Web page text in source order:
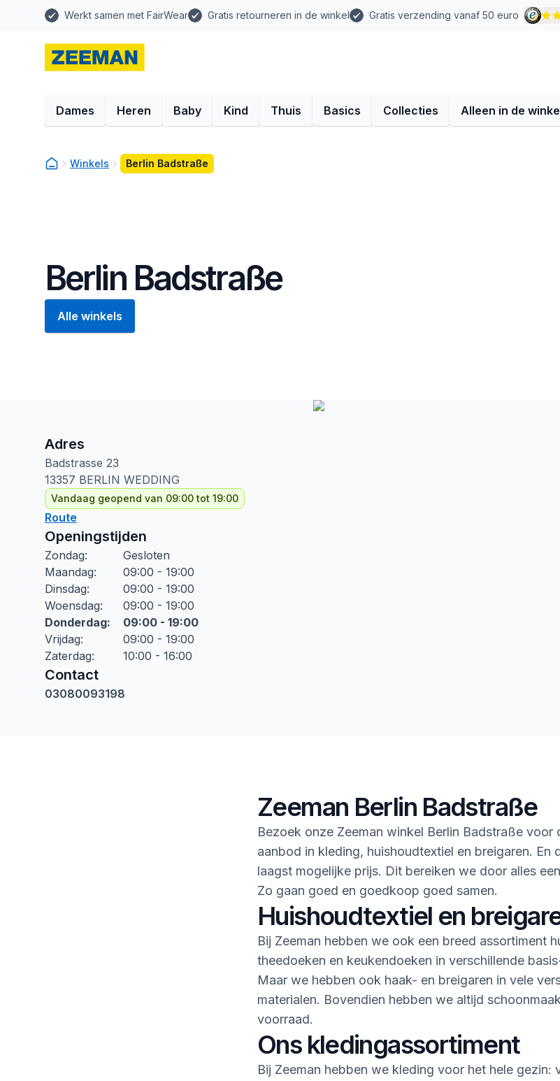
Werkt samen met FairWear Gratis retourneren in de winkel Gratis verzending vanaf 50 euro
Dames Heren Baby Kind Thuis Basics Collecties Alleen in de
Winkels Berlin Badstraße
Berlin Badstraße
Alle winkels
Adres
Badstrasse 23
13357 BERLIN WEDDING
Vandaag geopend van 09:00 tot 19:00
Route
Openingstijden
Zondag:
Gesloten
Maandag:
09:00 - 19:00
Dinsdag:
09:00 - 19:00
Woensdag:
09:00 - 19:00
Donderdag:
09:00 - 19:00
Vrijdag:
09:00 - 19:00
Zaterdag: 10:00 - 16:00
Contact
03080093198
Zeeman Berlin Badstraße
Bezoek onze Zeeman winkel Berlin Badstraße voor
aanbod in kleding, huishoudtextiel en breigaren. En
laagst mogelijke prijs. Dit bereiken we door alles
Zo gaan goed en goedkoop goed samen.
Huishoudtextiel en
Bij Zeeman hebben we ook een breed assortiment
theedoeken en keukendoeken in verschillende
Maar we hebben ook haak- en breigaren in vele
materialen. Bovendien hebben we altijd
voorraad.
Ons kledingassortiment
Bij Zeeman hebben we kleding voor het hele gezin: